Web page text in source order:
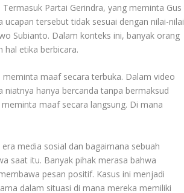
Partai Gerindra, yang meminta Gus
tersebut tidak sesuai dengan nilai-nilai
Subianto. Dalam konteks ini, banyak orang
hal etika berbicara.
maaf secara terbuka. Dalam video
hanya bercanda tanpa bermaksud
maaf secara langsung. Di mana
media sosial dan bagaimana sebuah
saat itu. Banyak pihak merasa bahwa
pesan positif. Kasus ini menjadi
dalam situasi di mana mereka memiliki